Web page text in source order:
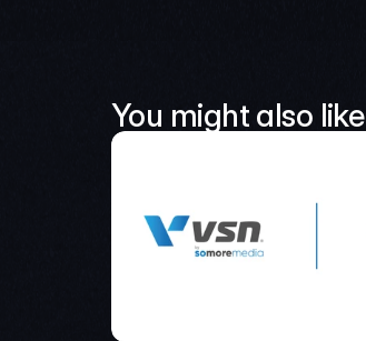
You might also like